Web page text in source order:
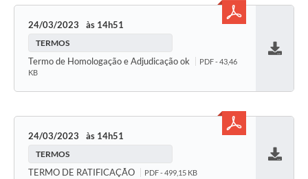
24/03/2023 14h51
TERMOS
Termo de Homologação e Adjudicação ok
PDF - 43,46
KB
24/03/2023 14h51
TERMOS
TERMO DE RATIFICAÇÃO PDF - 499,15 KB